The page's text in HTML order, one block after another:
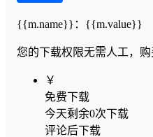
{{m.name}} ： {{m.value}}
您的下载权限无需人工，
￥
免费下载
今天剩余0次下载
评论后下载